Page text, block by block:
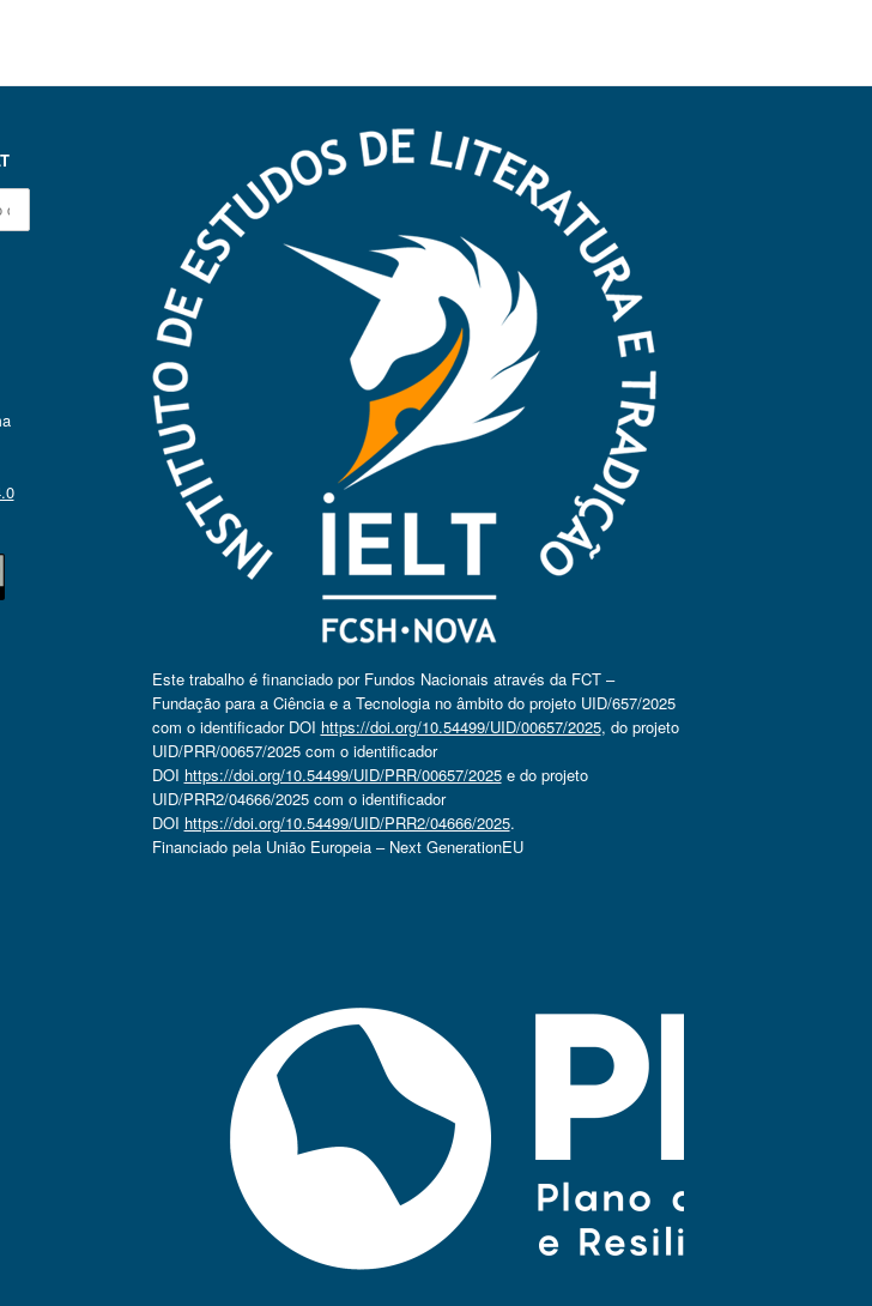
Este trabalho é financiado por Fundos Nacionais através da FCT –
Fundação para a Ciência e a Tecnologia no âmbito do projeto UID/657/2025
com o identificador DOI https://doi.org/10.54499/UID/00657/2025, do projeto
UID/PRR/00657/2025 com o identificador
DOI https://doi.org/10.54499/UID/PRR/00657/2025e do projeto
UID/PRR2/04666/2025 com o identificador
DOI https://doi.org/10.54499/UID/PRR2/04666/2025.
Financiado pela União Europeia – Next GenerationEU